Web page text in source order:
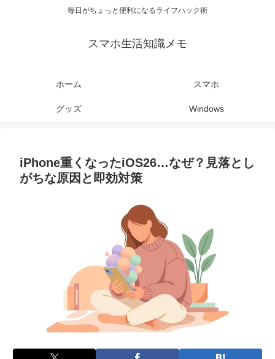
毎日がちょっと便利になるライフハック術
スマホ生活知識メモ
ホーム スマホ
グッズ Windows
iPhone重くなったiOS26…なぜ？見落とし
がちな原因と即効対策